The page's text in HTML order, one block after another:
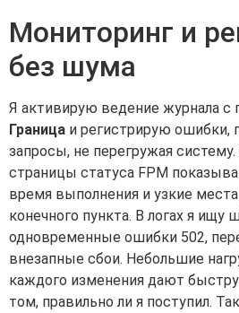
Мониторинг и
без шума
Я активирую ведение журнала
Граница и регистрирую ошибки,
запросы, не перегружая
страницы статуса FPM
время выполнения и узкие
конечного пункта. В логах я ищу
одновременные ошибки 502,
внезапные сбои. Небольшие
каждого изменения дают
том, правильно ли я поступил.